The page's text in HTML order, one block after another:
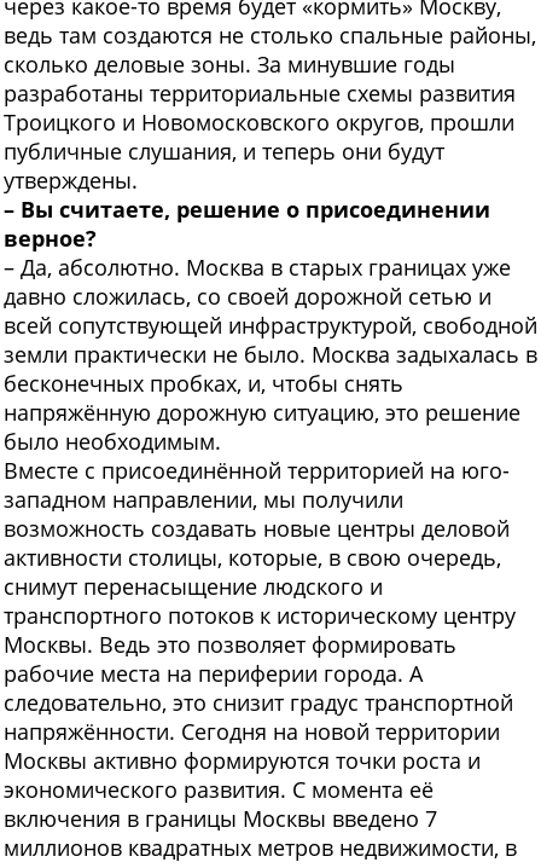
ведь там создаются не столько спальные районы,
сколько деловые зоны. За минувшие годы
разработаны территориальные схемы развития
Троицкого и Новомосковского округов, прошли
публичные слушания, и теперь они будут
утверждены.
– Вы считаете, решение о присоединении
верное?
– Да, абсолютно. Москва в старых границах уже
давно сложилась, со своей дорожной сетью и
всей сопутствующей инфраструктурой, свободной
земли практически не было. Москва задыхалась в
бесконечных пробках, и, чтобы снять
напряжённую дорожную ситуацию, это решение
было необходимым.
Вместе с присоединённой территорией на юго-
западном направлении, мы получили
возможность создавать новые центры деловой
активности столицы, которые, в свою очередь,
снимут перенасыщение людского и
транспортного потоков к историческому центру
Москвы. Ведь это позволяет формировать
рабочие места на периферии города. А
следовательно, это снизит градус транспортной
напряжённости. Сегодня на новой территории
Москвы активно формируются точки роста и
экономического развития. С момента её
включения в границы Москвы введено 7
миллионов квадратных метров недвижимости, в